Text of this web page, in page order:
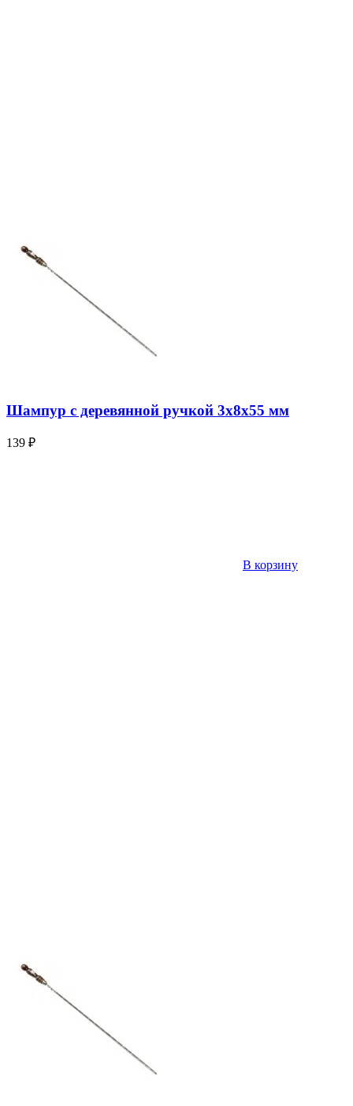
Шампур с деревянной ручкой 3х8х55 мм
139 ₽
В корзину